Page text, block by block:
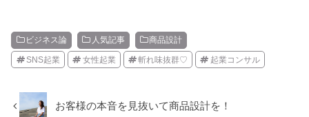
ビジネス論 人気記事 商品設計
SNS起業 女性起業 斬れ味抜群♡ 起業コンサル
お客様の本音を見抜いて商品設計を！